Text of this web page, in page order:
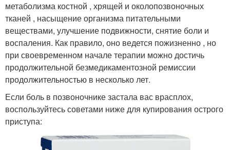
метаболизма костной , хрящей и околопозвоночных
тканей , насыщение организма питательными
веществами, улучшение подвижности, снятие боли и
воспаления. Как правило, оно ведется пожизненно , но
при своевременном начале терапии можно достичь
продолжительной безмедикаментозной ремиссии
продолжительностью в несколько лет.
Если боль в позвоночнике застала вас врасплох,
воспользуйтесь советами ниже для купирования острого
приступа: